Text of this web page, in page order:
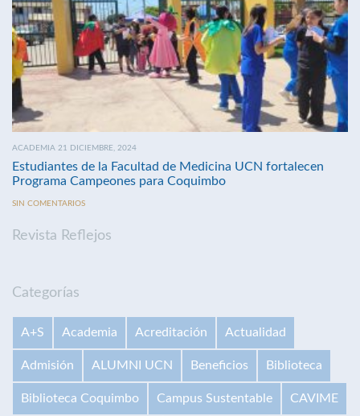
ACADEMIA 21 DICIEMBRE, 2024
Estudiantes de la Facultad de Medicina UCN fortalecen
Programa Campeones para Coquimbo
SIN COMENTARIOS
Revista Reflejos
Categorías
A+S Academia Acreditación Actualidad
Admisión ALUMNI UCN Beneficios Biblioteca
Biblioteca Coquimbo Campus Sustentable CAVIME